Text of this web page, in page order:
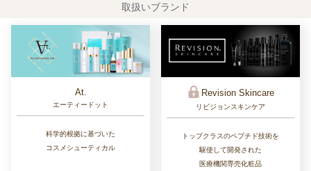
取扱いブランド
At.
エーティードット
科学的根拠に基づいた
コスメシューティカル
Revision Skincare
リビジョンスキンケア
トップクラスのペプチド技術を
駆使して開発された
医療機関専売化粧品